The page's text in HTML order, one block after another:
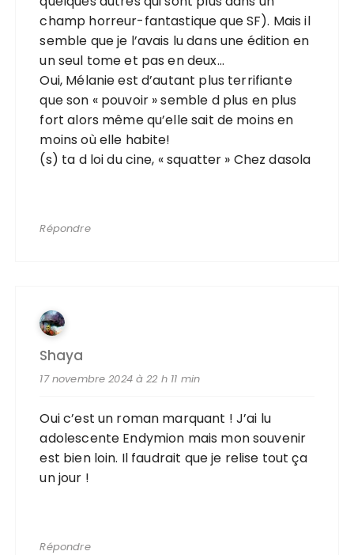
champ horreur-fantastique que SF). Mais il
semble que je l’avais lu dans une édition en
un seul tome et pas en deux…
Oui, Mélanie est d’autant plus terrifiante
que son « pouvoir » semble d plus en plus
fort alors même qu’elle sait de moins en
moins où elle habite!
(s) ta d loi du cine, « squatter » Chez dasola
Répondre
Shaya
17 novembre 2024 à 22 h 11 min
Oui c’est un roman marquant ! J’ai lu
adolescente Endymion mais mon souvenir
est bien loin. Il faudrait que je relise tout ça
un jour !
Répondre